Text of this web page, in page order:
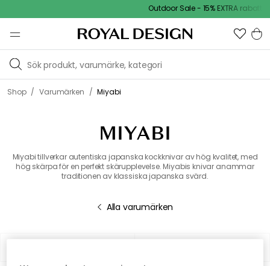
Outdoor Sale - 15% EXTRA rabatt
Shop / Varumärken / Miyabi
MIYABI
Miyabi tillverkar autentiska japanska kockknivar av hög kvalitet, med
hög skärpa för en perfekt skärupplevelse. Miyabis knivar anammar
traditionen av klassiska japanska svärd.
Alla varumärken